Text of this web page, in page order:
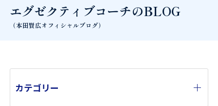
エグゼクティブコーチのBLOG
（本田賢広オフィシャルブログ）
カテゴリー